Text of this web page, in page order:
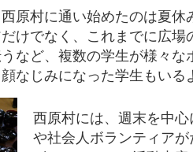
原村に通い始めたのは夏休
けでなく、これまでに広場
など、複数の学生が様々な
なじみになった学生もいる
西原村には、週末を中
や社会人ボランティア